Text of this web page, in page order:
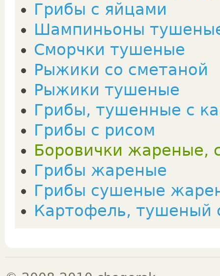
Грибы с яйцами
Шампиньоны
Сморчки тушеные
Рыжики со сметаной
Рыжики тушеные
Грибы, тушенные с
Грибы с рисом
Боровички жареные,
Грибы жареные
Грибы сушеные
Картофель, тушеный